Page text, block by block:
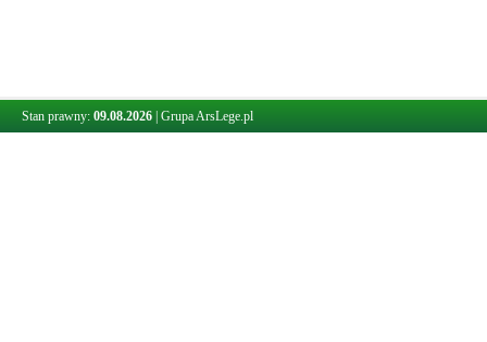
Stan prawny: 09.08.2026 Grupa ArsLege.pl